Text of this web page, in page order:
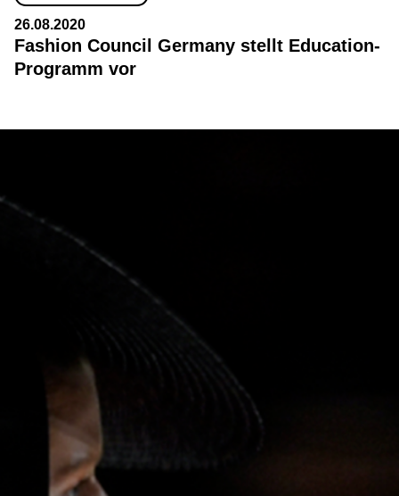
26.08.2020
Fashion Council Germany stellt Education-
Programm vor